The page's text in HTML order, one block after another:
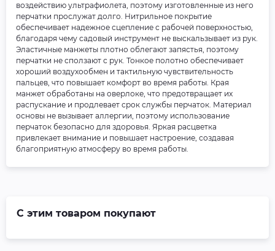
воздействию ультрафиолета, поэтому изготовленные из него
перчатки прослужат долго. Нитрильное покрытие
обеспечивает надежное сцепление с рабочей поверхностью,
благодаря чему садовый инструмент не выскальзывает из рук.
Эластичные манжеты плотно облегают запястья, поэтому
перчатки не сползают с рук. Тонкое полотно обеспечивает
хороший воздухообмен и тактильную чувствительность
пальцев, что повышает комфорт во время работы. Края
манжет обработаны на оверлоке, что предотвращает их
распускание и продлевает срок службы перчаток. Материал
основы не вызывает аллергии, поэтому использование
перчаток безопасно для здоровья. Яркая расцветка
привлекает внимание и повышает настроение, создавая
благоприятную атмосферу во время работы.
С этим товаром покупают